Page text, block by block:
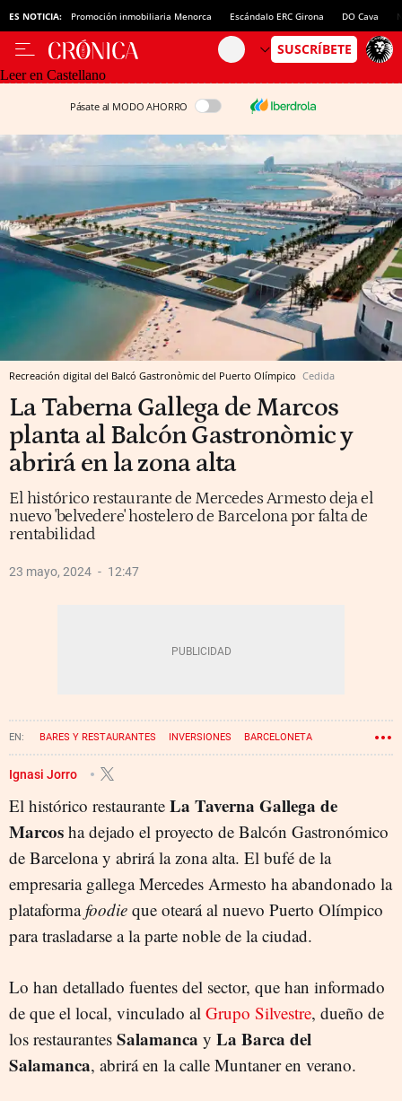
ES NOTICIA: Promoción inmobiliaria Menorca Escándalo ERC Girona DO Cava
Leer en Castellano
Pásate al MODO AHORRO
Recreación digital del Balcó Gastronòmic del Puerto Olímpico Cedida
La Taberna Gallega de Marcos
planta al Balcón Gastronòmic y
abrirá en la zona alta
El histórico restaurante de Mercedes Armesto deja el
nuevo 'belvedere' hostelero de Barcelona por falta de
rentabilidad
23 mayo, 2024 12:47
BARES Y RESTAURANTES INVERSIONES BARCELONETA
Ignasi Jorro
El histórico restaurante La Taverna Gallega de
Marcos ha dejado el proyecto de Balcón Gastronómico
de Barcelona y abrirá la zona alta. El bufé de la
empresaria gallega Mercedes Armesto ha abandonado la
plataformafoodie que oteará al nuevo Puerto Olímpico
para trasladarse a la parte noble de la ciudad.
Lo han detallado fuentes del sector, que han informado
de que el local, vinculado al Grupo Silvestre, dueño de
los restaurantes Salamanca y La Barca del
Salamanca, abrirá en la calle Muntaner en verano.